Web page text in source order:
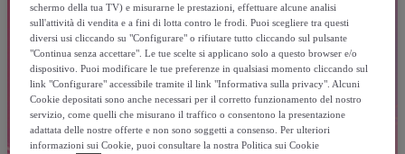
schermo della tua TV) e misurarne le prestazioni, effettuare alcune analisi
sull'attività di vendita e a fini di lotta contro le frodi. Puoi scegliere tra questi
diversi usi cliccando su "Configurare" o rifiutare tutto cliccando sul pulsante
"Continua senza accettare". Le tue scelte si applicano solo a questo browser e/o
dispositivo. Puoi modificare le tue preferenze in qualsiasi momento cliccando sul
link "Configurare" accessibile tramite il link "Informativa sulla privacy". Alcuni
Cookie depositati sono anche necessari per il corretto funzionamento del nostro
servizio, come quelli che misurano il traffico o consentono la presentazione
adattata delle nostre offerte e non sono soggetti a consenso. Per ulteriori
informazioni sui Cookie, puoi consultare la nostra Politica sui Cookie